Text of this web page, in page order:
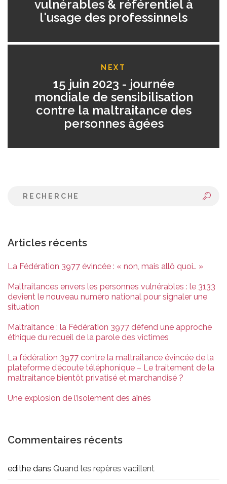
vulnérables & référentiel à
l'usage des professinnels
NEXT
15 juin 2023 - journée
mondiale de sensibilisation
contre la maltraitance des
personnes âgées
Articles récents
La Fédération 3977 évincée : « non, mais allô quoi… »
Maltraitances envers les personnes vulnérables : le 3133
devient le nouveau numéro national pour signaler une
situation
Maltraitance : la Fédération 3977 défend une approche
éthique du recueil de la parole des victimes
La fédération 3977 contre la maltraitance évincée de la
plateforme d’écoute téléphonique – Le traitement de la
maltraitance bientôt privatisé et marchandisé ?
Une explosion de l’isolement des aînés
Commentaires récents
edithe dans Quand les repères vacillent